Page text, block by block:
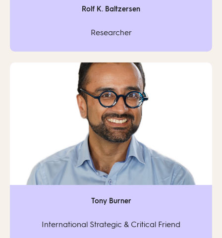
Rolf K. Baltzersen
Researcher
Tony Burner
International Strategic & Critical Friend